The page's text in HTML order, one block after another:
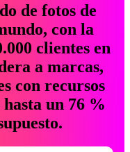
de fotos de
con la
clientes en
a marcas,
con recursos
un 76 %